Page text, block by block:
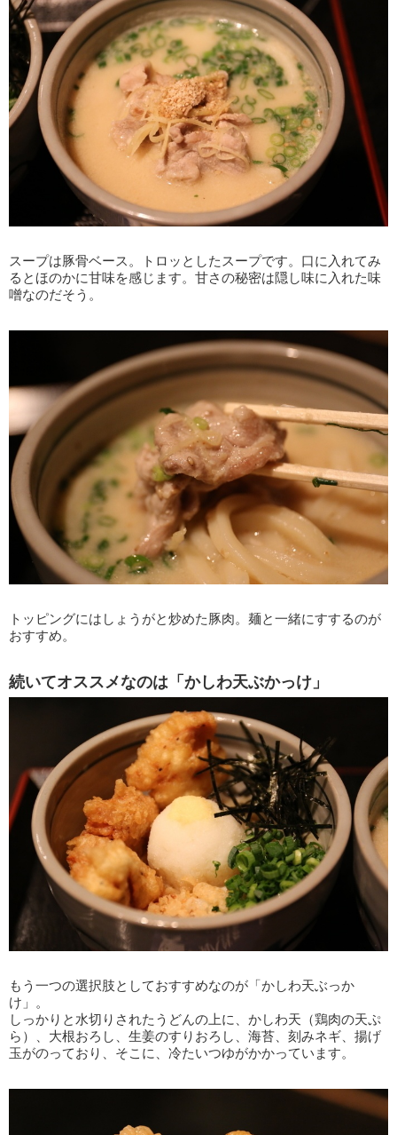
スープは豚骨ベース。トロッとしたスープです。口に入れてみ
るとほのかに甘味を感じます。甘さの秘密は隠し味に入れた味
噌なのだそう。
トッピングにはしょうがと炒めた豚肉。麺と一緒にすするのが
おすすめ。
続いてオススメなのは「かしわ天ぶかっけ」
もう一つの選択肢としておすすめなのが「かしわ天ぶっか
け」。
しっかりと水切りされたうどんの上に、かしわ天（鶏肉の天ぷ
ら）、大根おろし、生姜のすりおろし、海苔、刻みネギ、揚げ
玉がのっており、そこに、冷たいつゆがかかっています。